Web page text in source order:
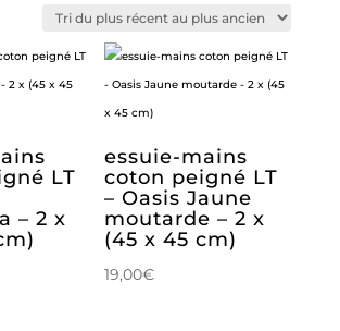
plus
récent
plus
ancien
LT
– 2 x
essuie-mains
coton peigné LT
– Oasis Jaune
moutarde – 2 x
(45 x 45 cm)
19,00€